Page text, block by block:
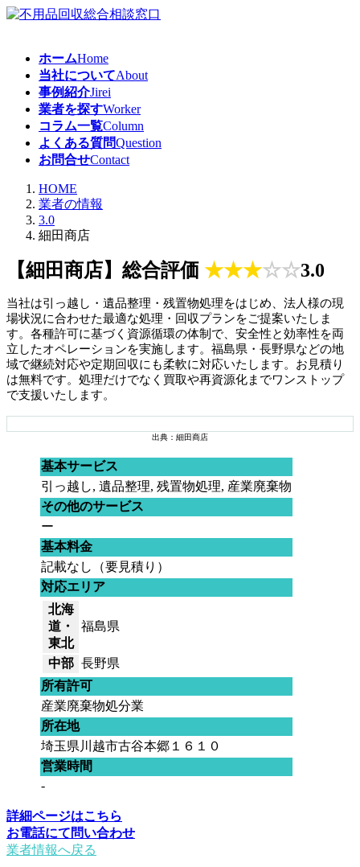
コ
ナ
ホームHome
当社についてAbout
事例紹介Jirei
業者を探すWorker
コラム一覧Column
よくある質問Question
お問合せContact
HOME
業者の情報
3.0
細田商店
【細田商店】総合評価 ★★★☆☆3.0
当社は引っ越し・遺品整理・残置物処理をはじめ、法人様の現
場状況に合わせた最適な処理・回収プランをご提案いたしま
す。各種許可に基づく資源循環の体制で、安全性と効率性を両
立したオペレーションを実施します。福島県・長野県などの地
域で継続対応や定期回収にも柔軟に対応いたします。お見積り
は無料です。処理だけでなく買取や再資源化までワンストップ
で支援いたします。
出典：細田商店
基本サービス
引っ越し, 遺品整理, 残置物処理, 産業廃棄物
その他のサービス
ー
基本料金
記載なし（要見積り）
対応エリア
北海
道・
東北
福島県
中部 長野県
所有許可
産業廃棄物処分業
所在地
埼玉県川越市古谷本郷１６１０
営業時間
-
詳細ページはこちら
お電話にて問い合わせ
業者情報へ戻る